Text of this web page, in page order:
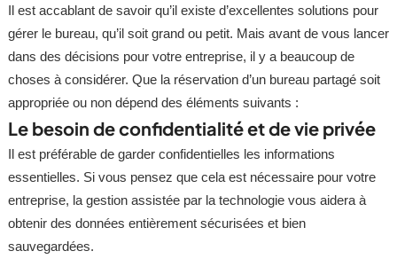
Il est accablant de savoir qu’il existe d’excellentes solutions pour
gérer le bureau, qu’il soit grand ou petit. Mais avant de vous lancer
dans des décisions pour votre entreprise, il y a beaucoup de
choses à considérer. Que la réservation d’un bureau partagé soit
appropriée ou non dépend des éléments suivants :
Le besoin de confidentialité et de vie privée
Il est préférable de garder confidentielles les informations
essentielles. Si vous pensez que cela est nécessaire pour votre
entreprise, la gestion assistée par la technologie vous aidera à
obtenir des données entièrement sécurisées et bien
sauvegardées.